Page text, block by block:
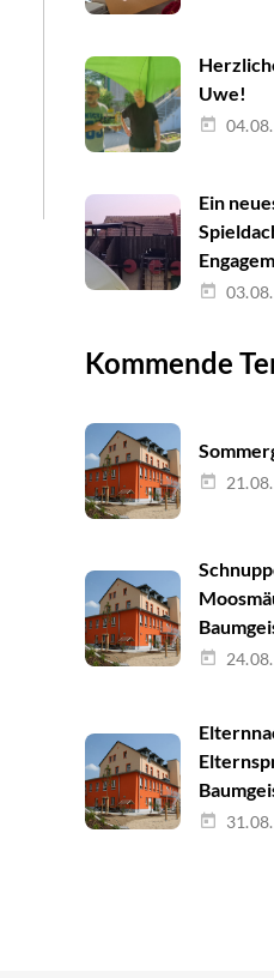
Uwe!
Ein
Kommende